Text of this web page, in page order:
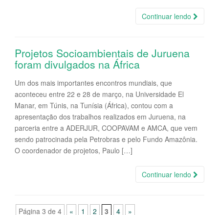
Continuar lendo
Projetos Socioambientais de Juruena
foram divulgados na África
Um dos mais importantes encontros mundiais, que
aconteceu entre 22 e 28 de março, na Universidade El
Manar, em Túnis, na Tunísia (África), contou com a
apresentação dos trabalhos realizados em Juruena, na
parceria entre a ADERJUR, COOPAVAM e AMCA, que vem
sendo patrocinada pela Petrobras e pelo Fundo Amazônia.
O coordenador de projetos, Paulo […]
Continuar lendo
Página 3 de 4 « 1 2 3 4 »